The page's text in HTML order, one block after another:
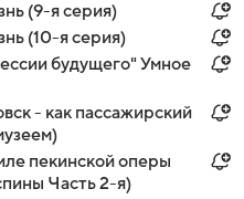
(9-я серия)
(10-я серия)
будущего" Умное
- как пассажирский
пекинской оперы
Часть 2-я)